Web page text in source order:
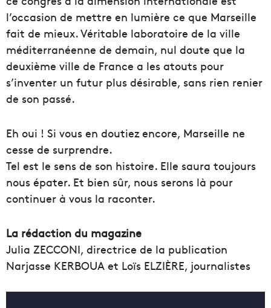
l’occasion de mettre en lumière ce que Marseille
fait de mieux. Véritable laboratoire de la ville
méditerranéenne de demain, nul doute que la
deuxième ville de France a les atouts pour
s’inventer un futur plus désirable, sans rien renier
de son passé.
Eh oui ! Si vous en doutiez encore, Marseille ne
cesse de surprendre.
Tel est le sens de son histoire. Elle saura toujours
nous épater. Et bien sûr, nous serons là pour
continuer à vous la raconter.
La rédaction du magazine
Julia ZECCONI, directrice de la publication
Narjasse KERBOUA et Loïs ELZIÈRE, journalistes